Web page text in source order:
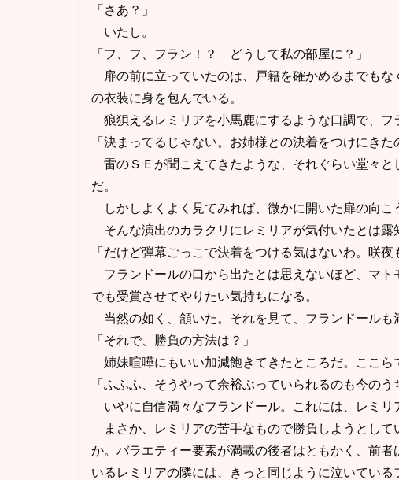
「さあ？」
いたし。
「フ、フ、フラン！？ どうして私の部屋に？」
扉の前に立っていたのは、戸籍を確かめるまでもな
の衣装に身を包んでいる。
狼狽えるレミリアを小馬鹿にするような口調で、フ
「決まってるじゃない。お姉様との決着をつけにきた
雷のＳＥが聞こえてきたような、それぐらい堂々と
だ。
しかしよくよく見てみれば、微かに開いた扉の向こ
そんな演出のカラクリにレミリアが気付いたとは露
「だけど弾幕ごっこで決着をつける気はないわ。咲
フランドールの口から出たとは思えないほど、マト
でも受賞させてやりたい気持ちになる。
当然の如く、頷いた。それを見て、フランドールも
「それで、勝負の方法は？」
姉妹喧嘩にもいい加減飽きてきたところだ。ここら
「ふふふ、そうやって余裕ぶっていられるのも今のう
いやに自信満々なフランドール。これには、レミリ
まさか、レミリアの苦手なもので勝負しようとして
か。バラエティー要素が満載の後者はともかく、前
いるレミリアの隣には、きっと同じように泣いている